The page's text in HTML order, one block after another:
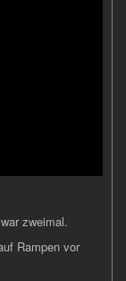
zweimal.
Rampen vor